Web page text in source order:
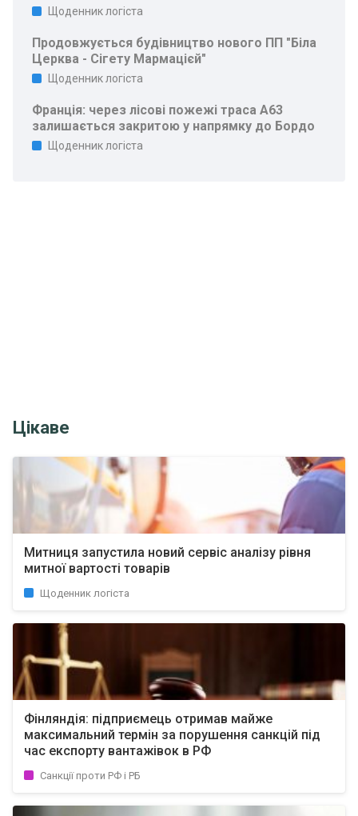
Щоденник логіста
Продовжується будівництво нового ПП "Біла
Церква - Сігету Мармацієй"
Щоденник логіста
Франція: через лісові пожежі траса A63
залишається закритою у напрямку до Бордо
Щоденник логіста
Цікаве
Митниця запустила новий сервіс аналізу рівня
митної вартості товарів
Щоденник логіста
Фінляндія: підприємець отримав майже
максимальний термін за порушення санкцій під
час експорту вантажівок в РФ
Санкції проти РФ і РБ